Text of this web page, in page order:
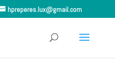
hpreperes.lux@gmail.com